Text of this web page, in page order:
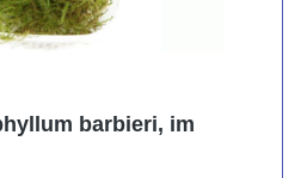
barbieri, im